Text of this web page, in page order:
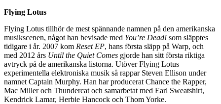
Flying Lotus
Flying Lotus tillhör de mest spännande namnen på den amerikanska
musikscenen, något han bevisade med You’re Dead! som släpptes
tidigare i år. 2007 kom Reset EP, hans första släpp på Warp, och
med 2012 års Until the Quiet Comes gjorde han sitt första riktiga
avtryck på de amerikanska listorna. Utöver Flying Lotus
experimentella elektroniska musik så rappar Steven Ellison under
namnet Captain Murphy. Han har producerat Chance the Rapper,
Mac Miller och Thundercat och samarbetat med Earl Sweatshirt,
Kendrick Lamar, Herbie Hancock och Thom Yorke.